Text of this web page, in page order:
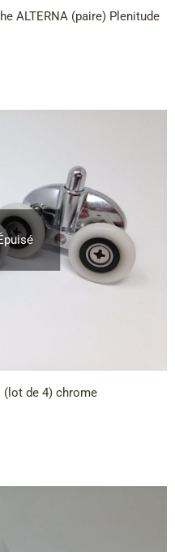
ALTERNA (paire) Plenitude
(lot de 4) chrome